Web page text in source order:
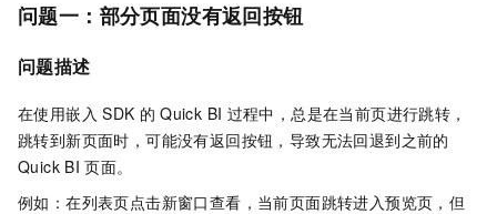
问题一：部分页面没有返回按钮
问题描述
在使用嵌入 SDK 的 Quick BI 过程中，总是在当前页进行跳转，
跳转到新页面时，可能没有返回按钮，导致无法回退到之前的
Quick BI 页面。
例如：在列表页点击新窗口查看，当前页面跳转进入预览页，但